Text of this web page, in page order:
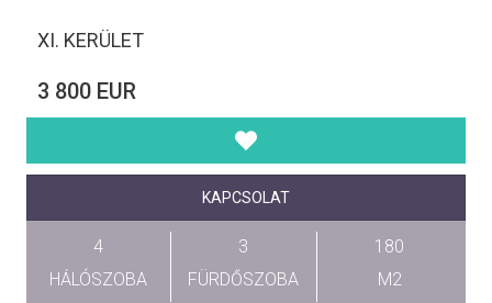
XI. KERÜLET
3 800 EUR
KAPCSOLAT
4
HÁLÓSZOBA
3
FÜRDŐSZOBA
180
M2